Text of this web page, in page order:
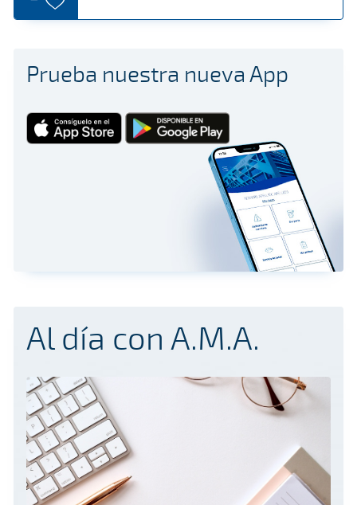
Prueba nuestra nueva App
Al día con A.M.A.